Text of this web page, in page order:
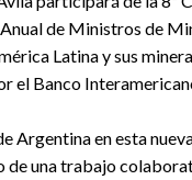
de Ministros de
Latina y sus
el Banco
Argentina en esta
de una trabajo